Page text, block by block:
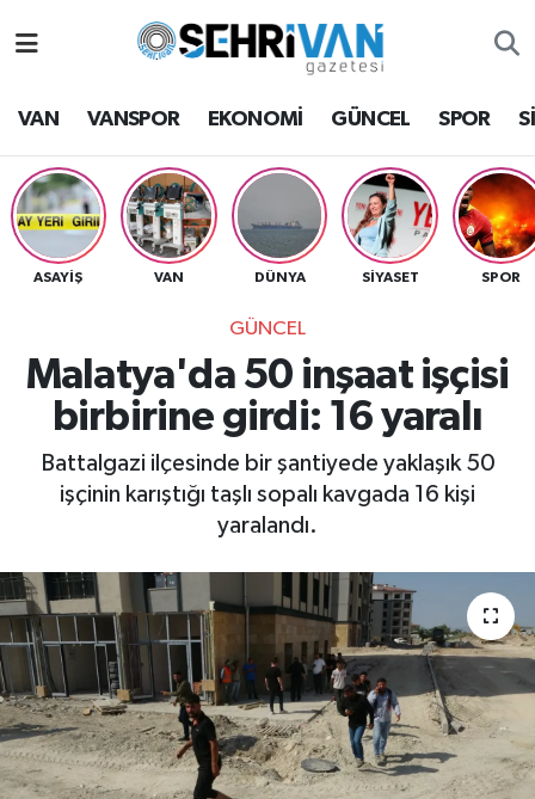
VAN VANSPOR EKONOMİ GÜNCEL SPOR
ASAYİŞ VAN DÜNYA SİYASET SPOR
GÜNCEL
Malatya'da 50 inşaat işçisi
birbirine girdi: 16 yaralı
Battalgazi ilçesinde bir şantiyede yaklaşık 50
işçinin karıştığı taşlı sopalı kavgada 16 kişi
yaralandı.
Van Hava Durumu
VAN Namaz Vakitleri
Van Trafik Yoğunluk Haritası
Süper Lig Puan Durumu ve Fikstür
Tüm Manşetler
Son Dakika Haberleri